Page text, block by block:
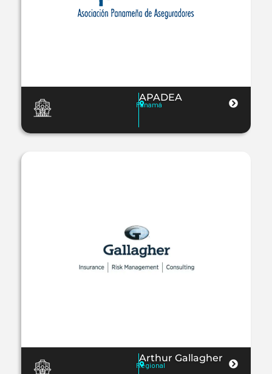
APADEA
Panamá
Arthur Gallagher
Regional